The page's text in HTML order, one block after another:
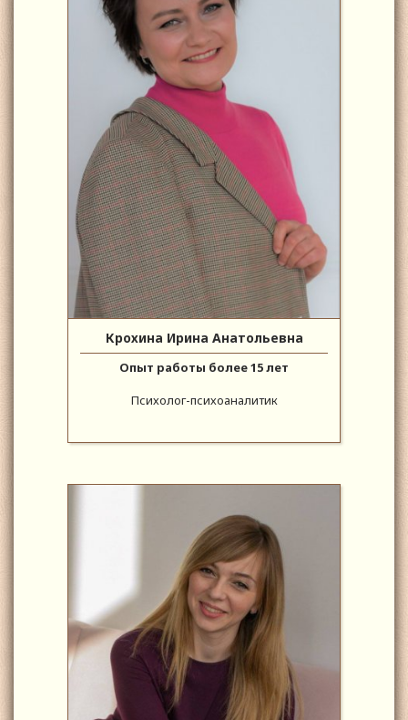
Крохина Ирина Анатольевна
Опыт работы более 15 лет
Психолог-психоаналитик